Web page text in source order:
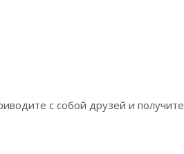
с собой друзей и получите